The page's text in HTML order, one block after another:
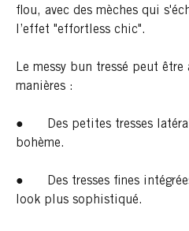
flou, avec des mèches qui
l’effet "effortless chic".
Le messy bun tressé peut
manières :
● Des petites tresses
bohème.
● Des tresses fines
look plus sophistiqué.